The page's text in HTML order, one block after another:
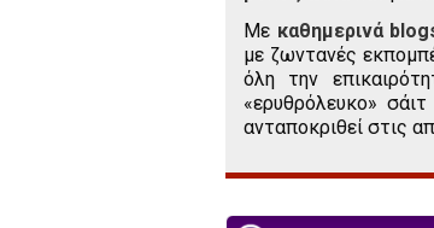
Με καθημερινά
με ζωντανές
όλη την
«ερυθρόλευκο»
ανταποκριθεί στις